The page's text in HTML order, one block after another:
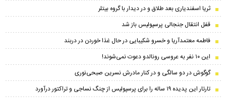
ثریا اسفندیاری بعد طلاق و در دیدار با گروه بیتلر
قفل انتقال جنجالی پرسپولیس باز شد
فاطمه معتمدآریا و خسرو شکیبایی در حال غذا خوردن در دربند
این ۱۰ نفر به عروسی رونالدو دعوت نمی‌شوند!
گوگوش در دو سالگی و در کنار مادرش نسرین صبحی‌نوری
تارتار این پدیده ۱۹ ساله را برای پرسپولیس از چنگ نساجی و تراکتور درآورد